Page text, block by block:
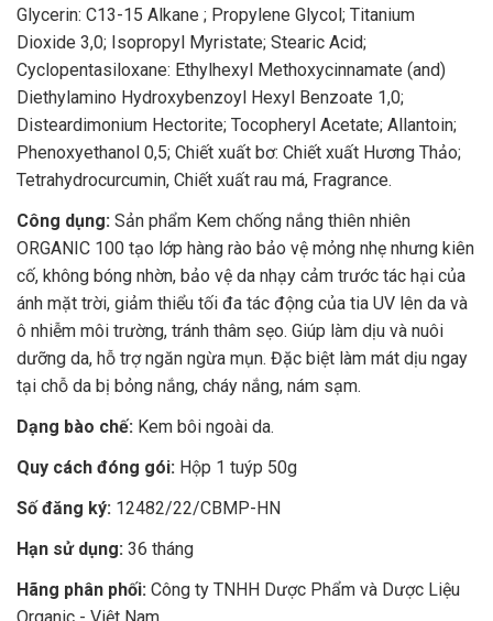
Glycerin: C13-15 Alkane ; Propylene Glycol; Titanium
Dioxide 3,0; Isopropyl Myristate; Stearic Acid;
Cyclopentasiloxane: Ethylhexyl Methoxycinnamate (and)
Diethylamino Hydroxybenzoyl Hexyl Benzoate 1,0;
Disteardimonium Hectorite; Tocopheryl Acetate; Allantoin;
Phenoxyethanol 0,5; Chiết xuất bơ: Chiết xuất Hương Thảo;
Tetrahydrocurcumin, Chiết xuất rau má, Fragrance.
Công dụng: Sản phẩm Kem chống nắng thiên nhiên
ORGANIC 100 tạo lớp hàng rào bảo vệ mỏng nhẹ nhưng kiên
cố, không bóng nhờn, bảo vệ da nhạy cảm trước tác hại của
ánh mặt trời, giảm thiểu tối đa tác động của tia UV lên da và
ô nhiễm môi trường, tránh thâm sẹo. Giúp làm dịu và nuôi
dưỡng da, hỗ trợ ngăn ngừa mụn. Đặc biệt làm mát dịu ngay
tại chỗ da bị bỏng nắng, cháy nắng, nám sạm.
Dạng bào chế: Kem bôi ngoài da.
Quy cách đóng gói: Hộp 1 tuýp 50g
Số đăng ký: 12482/22/CBMP-HN
Hạn sử dụng: 36 tháng
Hãng phân phối: Công ty TNHH Dược Phẩm và Dược Liệu